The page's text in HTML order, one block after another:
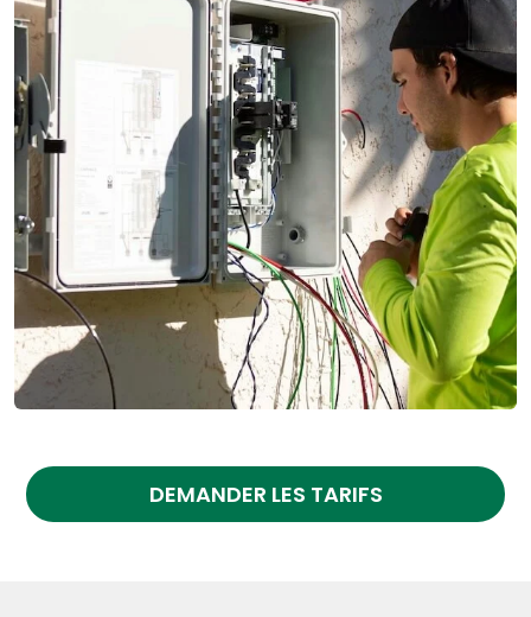
DEMANDER LES TARIFS